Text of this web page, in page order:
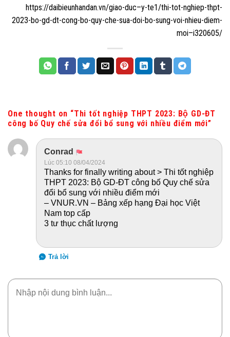
https://daibieunhandan.vn/giao-duc–y-te1/thi-tot-nghiep-thpt-
2023-bo-gd-dt-cong-bo-quy-che-sua-doi-bo-sung-voi-nhieu-diem-
moi–i320605/
One thought on “Thi tốt nghiệp THPT 2023: Bộ GD-ĐT
công bố Quy chế sửa đổi bổ sung với nhiều điểm mới”
Conrad
Lúc 05:10 08/04/2024
Thanks for finally writing about > Thi tốt nghiệp
THPT 2023: Bộ GD-ĐT công bố Quy chế sửa
đổi bổ sung với nhiều điểm mới
– VNUR.VN – Bảng xếp hạng Đại học Việt
Nam top cấp
3 tư thục chất lượng
Trả lời